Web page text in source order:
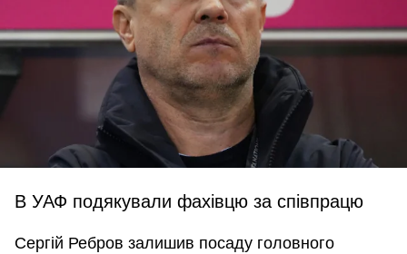
В УАФ подякували фахівцю за співпрацю
Сергій Ребров залишив посаду головного